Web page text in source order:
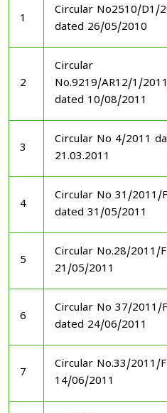
1
Circular No2510/D1/
dated 26/05/2010
2
Circular
No.9219/AR12/1/
dated 10/08/2011
3
Circular No 4/2011
21.03.2011
4
Circular No 31/2011/
dated 31/05/2011
5
Circular No.28/2011/
21/05/2011
6
Circular No 37/2011/
dated 24/06/2011
7
Circular No.33/2011/
14/06/2011